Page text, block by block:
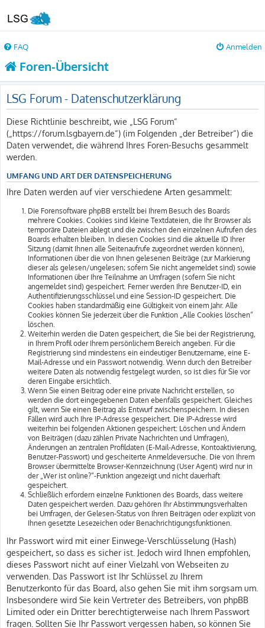
FAQ Anmelden
Foren-Übersicht
LSG Forum - Datenschutzerklärung
Diese Richtlinie beschreibt, wie „LSG Forum“
(„https://forum.lsgbayern.de“) (im Folgenden „der Betreiber“) die
Daten verwendet, die während Ihres Foren-Besuchs gesammelt
werden.
UMFANG UND ART DER DATENSPEICHERUNG
Ihre Daten werden auf vier verschiedene Arten gesammelt:
Die Forensoftware phpBB erstellt bei Ihrem Besuch des Boards
mehrere Cookies. Cookies sind kleine Textdateien, die Ihr Browser als
temporäre Dateien ablegt und die zwischen den einzelnen Aufrufen des
Boards erhalten bleiben. In diesen Cookies sind die aktuelle ID Ihrer
Sitzung (damit Ihnen alle Seitenaufrufe zugeordnet werden können),
Informationen über die von Ihnen gelesenen Beiträge (zur Markierung
dieser als gelesen/ungelesen; sofern Sie nicht angemeldet sind) sowie
Informationen über Ihre Teilnahme an Umfragen (sofern Sie nicht
angemeldet sind) gespeichert. Ferner werden Ihre Benutzer-ID, ein
Authentifizierungsschlüssel und eine Session-ID gespeichert. Die
Cookies haben standardmäßig eine Gültigkeit von einem Jahr. Alle
Cookies können Sie jederzeit über die Funktion „Alle Cookies löschen“
löschen.
Weiterhin werden die Daten gespeichert, die Sie bei der Registrierung,
in Ihrem Profil oder Ihrem persönlichem Bereich angeben. Für die
Registrierung sind mindestens ein eindeutiger Benutzername, eine E-
Mail-Adresse und ein Passwort notwendig. Wenn durch den Betreiber
weitere Daten als notwendig festgelegt wurden, so ist dies für Sie vor
deren Eingabe ersichtlich.
Wenn Sie einen Beitrag oder eine private Nachricht erstellen, so
werden die dort eingegebenen Daten ebenfalls gespeichert. Gleiches
gilt, wenn Sie einen Beitrag als Entwurf zwischenspeichern. In diesen
Fällen wird auch Ihre IP-Adresse gespeichert. Die IP-Adresse wird
weiterhin bei folgenden Aktionen gespeichert: Löschen und Ändern
von Beiträgen (dazu zählen Private Nachrichten und Umfragen),
Änderungen an zentralen Profildaten (E-Mail-Adresse, Kontoaktivierung,
Benutzer-Passwort) und gescheiterte Anmeldeversuche. Die von Ihrem
Browser übermittelte Browser-Kennzeichnung (User Agent) wird nur in
der „Wer ist online?“-Funktion angezeigt und nicht dauerhaft
gespeichert.
Schließlich erfordern einzelne Funktionen des Boards, dass weitere
Daten gespeichert werden. Dazu gehören Ihr Abstimmungsverhalten
bei Umfragen, der Gelesen-Status von Ihren Beiträgen oder explizit von
Ihnen gesetzte Lesezeichen oder Benachrichtigungsfunktionen.
Ihr Passwort wird mit einer Einwege-Verschlüsselung (Hash)
gespeichert, so dass es sicher ist. Jedoch wird Ihnen empfohlen,
dieses Passwort nicht auf einer Vielzahl von Webseiten zu
verwenden. Das Passwort ist Ihr Schlüssel zu Ihrem
Benutzerkonto für das Board, also gehen Sie mit ihm sorgsam um.
Insbesondere wird Sie kein Vertreter des Betreibers, von phpBB
Limited oder ein Dritter berechtigterweise nach Ihrem Passwort
fragen. Sollten Sie Ihr Passwort vergessen haben, so können Sie